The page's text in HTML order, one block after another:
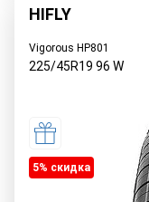
HIFLY
Vigorous HP801
225/45R19 96 W
5% cкидка